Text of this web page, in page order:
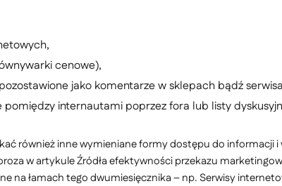
cenowe),
jako komentarze w sklepach bądź
internautami poprzez fora lub listy
również inne wymieniane formy dostępu do
w artykule Źródła efektywności przekazu
na łamach tego dwumiesięcznika – np. Serwisy